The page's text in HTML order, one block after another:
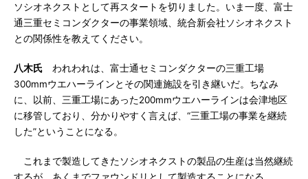
ソシオネクストとして再スタートを切りました。いま一度、富士
通三重セミコンダクターの事業領域、統合新会社ソシオネクスト
との関係性を教えてください。
八木氏 われわれは、富士通セミコンダクターの三重工場
300mmウエハーラインとその関連施設を引き継いだ。ちなみ
に、以前、三重工場にあった200mmウエハーラインは会津地区
に移管しており、分かりやすく言えば、“三重工場の事業を継続
した”ということになる。
これまで製造してきたソシオネクストの製品の生産は当然継続
するが、あくまでファウンドリとして製造することになる。